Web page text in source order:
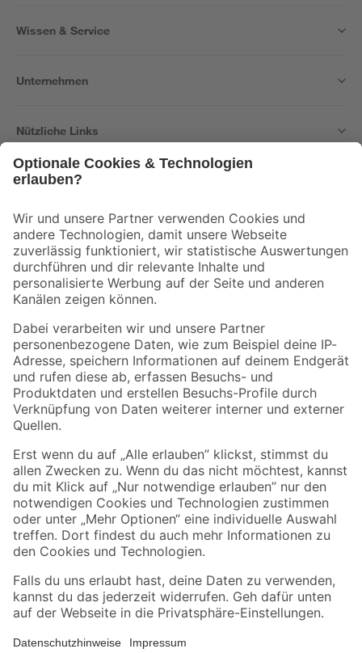
Wissen & Service
Unternehmen
Nützliche Links
Der toom Newsletter: Keine Angebote und Aktionen mehr verpassen!
Zur Newsletter Anmeldung
Folge uns
Zahlungsarten Versandarten
Sicher einkaufen
Jetzt die toom-App herunterladen
Alle Preisangaben in EUR inkl. gesetzl. MwSt.. Die dargestellten Angebote sind unter
Umständen nicht in allen Märkten verfügbar. Die angegebenen Verfügbarkeiten beziehen
Produkte nur solange der Vorrat reicht.
*Paketversand ab 59 € versandkostenfrei, gilt nicht für Artikel mit Speditionsversand, hier